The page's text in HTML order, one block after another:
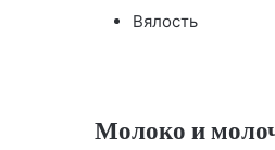
Вялость
Молоко и